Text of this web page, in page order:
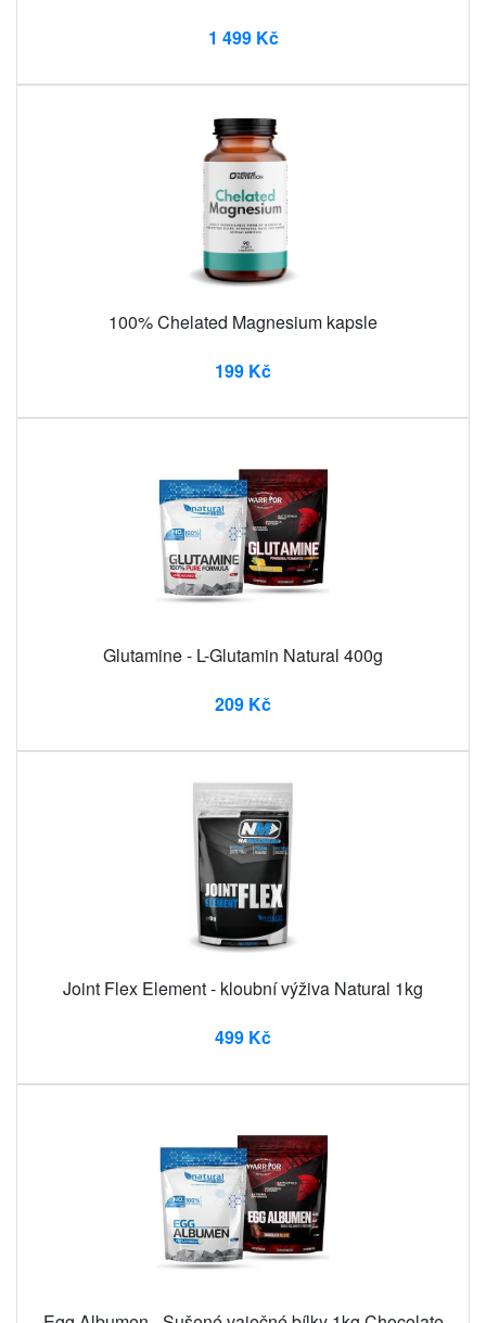
1 499 Kč
100% Chelated Magnesium kapsle
199 Kč
Glutamine - L-Glutamin Natural 400g
209 Kč
Joint Flex Element - kloubní výživa Natural 1kg
499 Kč